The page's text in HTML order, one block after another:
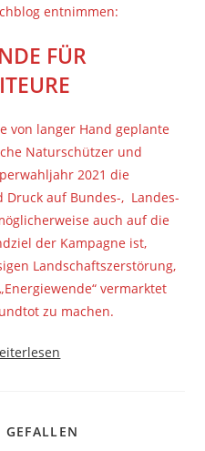
entnimmen:
FÜR
von langer Hand geplante
Naturschützer und
2021 die
auf Bundes-, Landes-
auch auf die
der Kampagne ist,
Landschaftszerstörung,
vermarktet
zu machen.